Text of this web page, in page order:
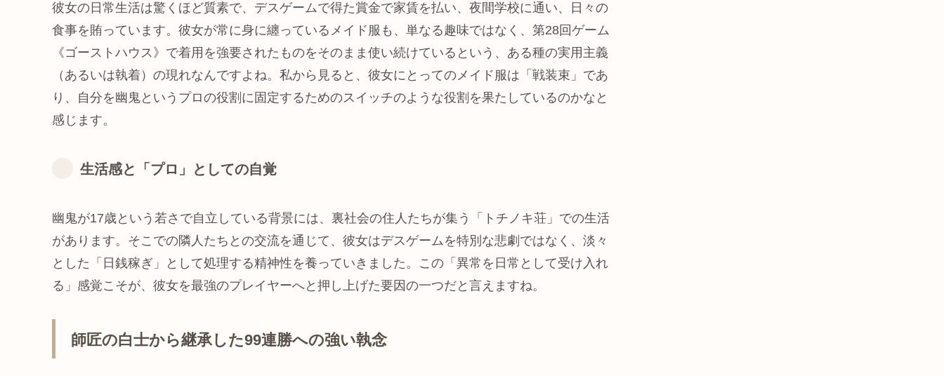
彼女の日常生活は驚くほど質素で、デスゲームで得た賞金で家賃を払い、夜間学校に通い、日々の
食事を賄っています。彼女が常に身に纏っているメイド服も、単なる趣味ではなく、第28回ゲーム
《ゴーストハウス》で着用を強要されたものをそのまま使い続けているという、ある種の実用主義
（あるいは執着）の現れなんですよね。私から見ると、彼女にとってのメイド服は「戦装束」であ
り、自分を幽鬼というプロの役割に固定するためのスイッチのような役割を果たしているのかなと
感じます。
生活感と「プロ」としての自覚
幽鬼が17歳という若さで自立している背景には、裏社会の住人たちが集う「トチノキ荘」での生活
があります。そこでの隣人たちとの交流を通じて、彼女はデスゲームを特別な悲劇ではなく、淡々
とした「日銭稼ぎ」として処理する精神性を養っていきました。この「異常を日常として受け入れ
る」感覚こそが、彼女を最強のプレイヤーへと押し上げた要因の一つだと言えますね。
師匠の白士から継承した99連勝への強い執念